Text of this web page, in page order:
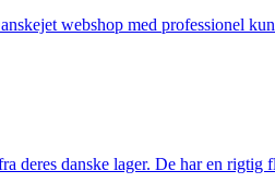
webshop med professionel
deres danske lager. De har en